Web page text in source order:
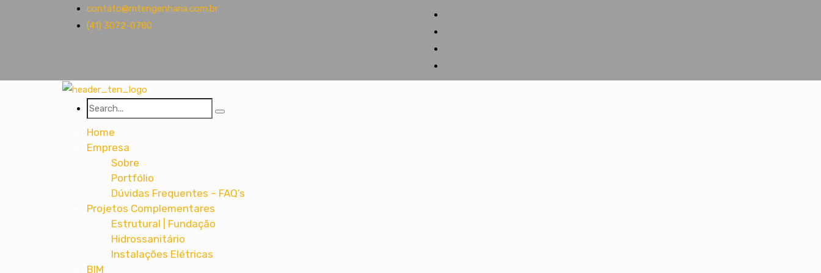
contato@mtengenharia.com.br
(41) 3072-0780
Home
Empresa
Sobre
Portfólio
Dúvidas Frequentes – FAQ’s
Projetos Complementares
Estrutural | Fundação
Hidrossanitário
Instalações Elétricas
BIM